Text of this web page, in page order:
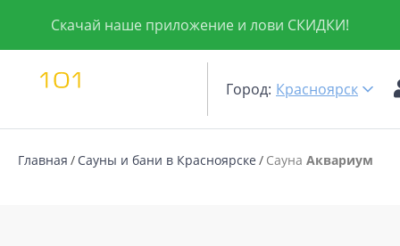
Скачай наше приложение и лови СКИДКИ!
Город: Красноярск
Главная Сауны и бани в Красноярске Сауна Аквариум